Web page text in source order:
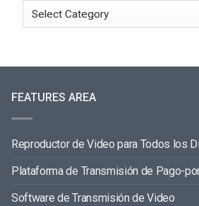
FEATURES AREA
Reproductor de Video para Todos los
Plataforma de Transmisión de Pago-
Software de Transmisión de Video